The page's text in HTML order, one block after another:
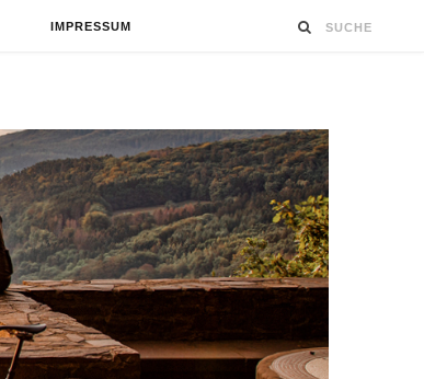
IMPRESSUM